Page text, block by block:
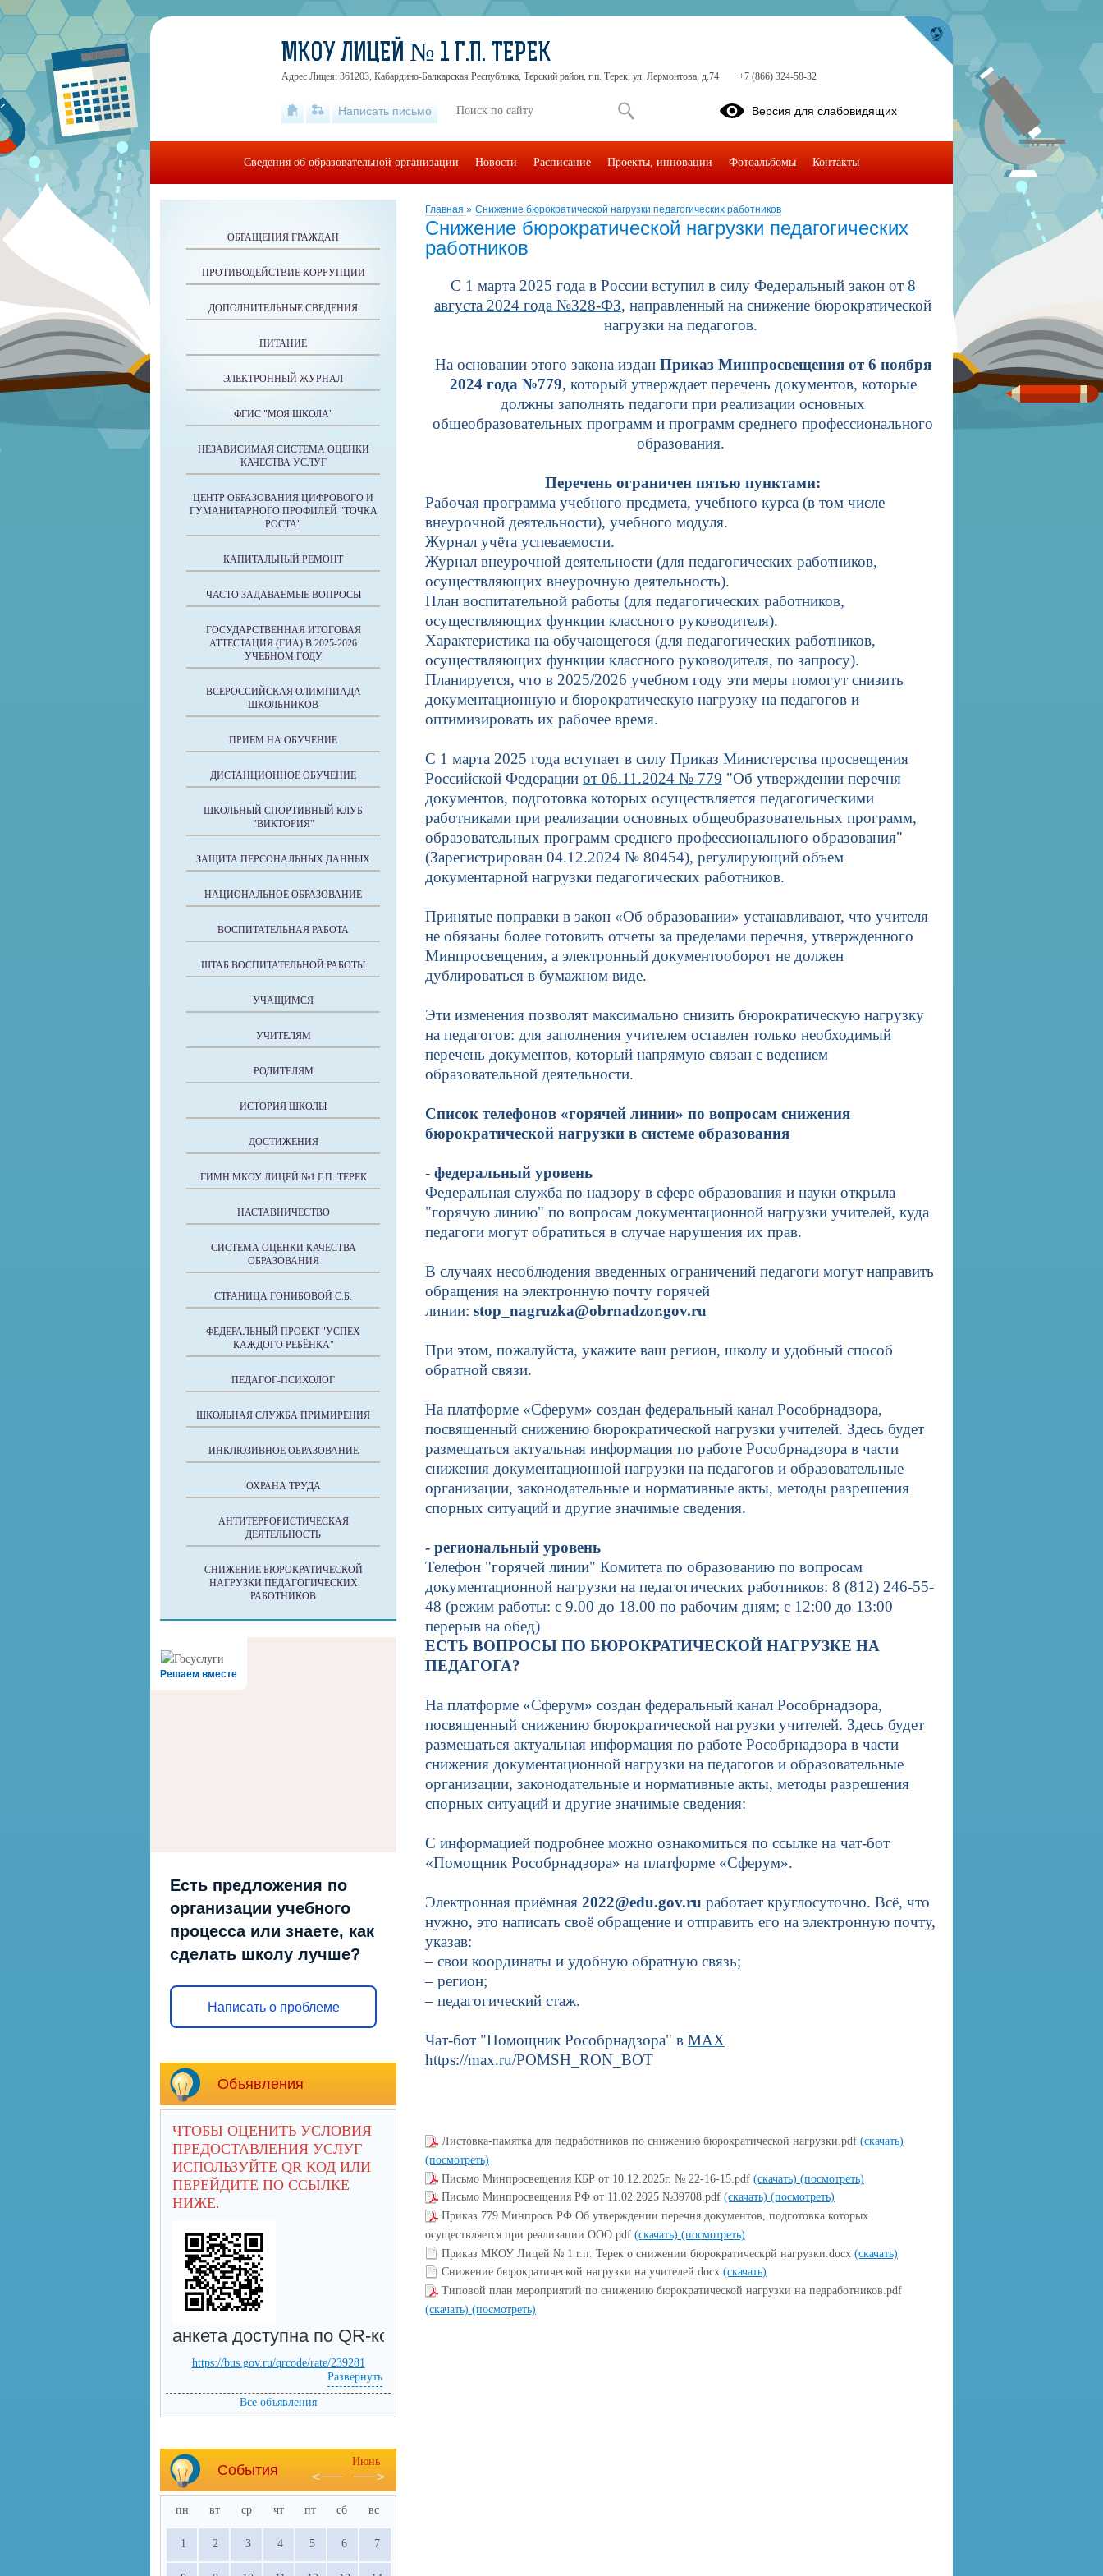
Главная » Снижение бюрократической нагрузки педагогических работников
Снижение бюрократической нагрузки педагогических
работников
С 1 марта 2025 года в России вступил в силу Федеральный закон от 8
августа 2024 года №328-ФЗ, направленный на снижение бюрократической
нагрузки на педагогов.
На основании этого закона издан Приказ Минпросвещения от 6 ноября
2024 года №779, который утверждает перечень документов, которые
должны заполнять педагоги при реализации основных
общеобразовательных программ и программ среднего профессионального
образования.
Перечень ограничен пятью пунктами:
Рабочая программа учебного предмета, учебного курса (в том числе
внеурочной деятельности), учебного модуля.
Журнал учёта успеваемости.
Журнал внеурочной деятельности (для педагогических работников,
осуществляющих внеурочную деятельность).
План воспитательной работы (для педагогических работников,
осуществляющих функции классного руководителя).
Характеристика на обучающегося (для педагогических работников,
осуществляющих функции классного руководителя, по запросу).
Планируется, что в 2025/2026 учебном году эти меры помогут снизить
документационную и бюрократическую нагрузку на педагогов и
оптимизировать их рабочее время.
С 1 марта 2025 года вступает в силу Приказ Министерства просвещения
Российской Федерации от 06.11.2024 № 779 "Об утверждении перечня
документов, подготовка которых осуществляется педагогическими
работниками при реализации основных общеобразовательных программ,
образовательных программ среднего профессионального образования"
(Зарегистрирован 04.12.2024 № 80454), регулирующий объем
документарной нагрузки педагогических работников.
Принятые поправки в закон «Об образовании» устанавливают, что учителя
не обязаны более готовить отчеты за пределами перечня, утвержденного
Минпросвещения, а электронный документооборот не должен
дублироваться в бумажном виде.
Эти изменения позволят максимально снизить бюрократическую нагрузку
на педагогов: для заполнения учителем оставлен только необходимый
перечень документов, который напрямую связан с ведением
образовательной деятельности.
Список телефонов «горячей линии» по вопросам снижения
бюрократической нагрузки в системе образования
- федеральный уровень
Федеральная служба по надзору в сфере образования и науки открыла
"горячую линию" по вопросам документационной нагрузки учителей, куда
педагоги могут обратиться в случае нарушения их прав.
В случаях несоблюдения введенных ограничений педагоги могут направить
обращения на электронную почту горячей
линии: stop_nagruzka@obrnadzor.gov.ru
При этом, пожалуйста, укажите ваш регион, школу и удобный способ
обратной связи.
На платформе «Сферум» создан федеральный канал Рособрнадзора,
посвященный снижению бюрократической нагрузки учителей. Здесь будет
размещаться актуальная информация по работе Рособрнадзора в части
снижения документационной нагрузки на педагогов и образовательные
организации, законодательные и нормативные акты, методы разрешения
спорных ситуаций и другие значимые сведения.
- региональный уровень
Телефон "горячей линии" Комитета по образованию по вопросам
документационной нагрузки на педагогических работников: 8 (812) 246-55-
48 (режим работы: с 9.00 до 18.00 по рабочим дням; с 12:00 до 13:00
перерыв на обед)
ЕСТЬ ВОПРОСЫ ПО БЮРОКРАТИЧЕСКОЙ НАГРУЗКЕ НА
ПЕДАГОГА?
На платформе «Сферум» создан федеральный канал Рособрнадзора,
посвященный снижению бюрократической нагрузки учителей. Здесь будет
размещаться актуальная информация по работе Рособрнадзора в части
снижения документационной нагрузки на педагогов и образовательные
организации, законодательные и нормативные акты, методы разрешения
спорных ситуаций и другие значимые сведения:
С информацией подробнее можно ознакомиться по ссылке на чат-бот
«Помощник Рособрнадзора» на платформе «Сферум».
Электронная приёмная 2022@edu.gov.ru работает круглосуточно. Всё, что
нужно, это написать своё обращение и отправить его на электронную почту,
указав:
– свои координаты и удобную обратную связь;
– регион;
– педагогический стаж.
Чат-бот "Помощник Рособрнадзора" в МАХ
https://max.ru/POMSH_RON_BOT
Листовка-памятка для педработников по снижению бюрократической нагрузки.pdf (скачать)
(посмотреть)
Письмо Минпросвещения КБР от 10.12.2025г. № 22-16-15.pdf (скачать) (посмотреть)
Письмо Минпросвещения РФ от 11.02.2025 №39708.pdf (скачать) (посмотреть)
Приказ 779 Минпросв РФ Об утверждении перечня документов, подготовка которых
осуществляется при реализации ООО.pdf (скачать) (посмотреть)
Приказ МКОУ Лицей № 1 г.п. Терек о снижении бюрократическрй нагрузки.docx (скачать)
Снижение бюрократической нагрузки на учителей.docx (скачать)
Типовой план мероприятий по снижению бюрократической нагрузки на педработников.pdf
(скачать) (посмотреть)
ОБРАЩЕНИЯ ГРАЖДАН
ПРОТИВОДЕЙСТВИЕ КОРРУПЦИИ
ДОПОЛНИТЕЛЬНЫЕ СВЕДЕНИЯ
ПИТАНИЕ
ЭЛЕКТРОННЫЙ ЖУРНАЛ
ФГИС "МОЯ ШКОЛА"
НЕЗАВИСИМАЯ СИСТЕМА ОЦЕНКИ
КАЧЕСТВА УСЛУГ
ЦЕНТР ОБРАЗОВАНИЯ ЦИФРОВОГО И
ГУМАНИТАРНОГО ПРОФИЛЕЙ "ТОЧКА
РОСТА"
КАПИТАЛЬНЫЙ РЕМОНТ
ЧАСТО ЗАДАВАЕМЫЕ ВОПРОСЫ
ГОСУДАРСТВЕННАЯ ИТОГОВАЯ
АТТЕСТАЦИЯ (ГИА) В 2025-2026
УЧЕБНОМ ГОДУ
ВСЕРОССИЙСКАЯ ОЛИМПИАДА
ШКОЛЬНИКОВ
ПРИЕМ НА ОБУЧЕНИЕ
ДИСТАНЦИОННОЕ ОБУЧЕНИЕ
ШКОЛЬНЫЙ СПОРТИВНЫЙ КЛУБ
"ВИКТОРИЯ"
ЗАЩИТА ПЕРСОНАЛЬНЫХ ДАННЫХ
НАЦИОНАЛЬНОЕ ОБРАЗОВАНИЕ
ВОСПИТАТЕЛЬНАЯ РАБОТА
ШТАБ ВОСПИТАТЕЛЬНОЙ РАБОТЫ
УЧАЩИМСЯ
УЧИТЕЛЯМ
РОДИТЕЛЯМ
ИСТОРИЯ ШКОЛЫ
ДОСТИЖЕНИЯ
ГИМН МКОУ ЛИЦЕЙ №1 Г.П. ТЕРЕК
НАСТАВНИЧЕСТВО
СИСТЕМА ОЦЕНКИ КАЧЕСТВА
ОБРАЗОВАНИЯ
СТРАНИЦА ГОНИБОВОЙ С.Б.
ФЕДЕРАЛЬНЫЙ ПРОЕКТ "УСПЕХ
КАЖДОГО РЕБЁНКА"
ПЕДАГОГ-ПСИХОЛОГ
ШКОЛЬНАЯ СЛУЖБА ПРИМИРЕНИЯ
ИНКЛЮЗИВНОЕ ОБРАЗОВАНИЕ
ОХРАНА ТРУДА
АНТИТЕРРОРИСТИЧЕСКАЯ
ДЕЯТЕЛЬНОСТЬ
СНИЖЕНИЕ БЮРОКРАТИЧЕСКОЙ
НАГРУЗКИ ПЕДАГОГИЧЕСКИХ
РАБОТНИКОВ
Решаем вместе
Есть предложения по
организации учебного
процесса или знаете, как
сделать школу лучше?
Написать о проблеме
Объявления
ЧТОБЫ ОЦЕНИТЬ УСЛОВИЯ
ПРЕДОСТАВЛЕНИЯ УСЛУГ
ИСПОЛЬЗУЙТЕ QR КОД ИЛИ
ПЕРЕЙДИТЕ ПО ССЫЛКЕ
НИЖЕ.
анкета доступна по QR-коду, а так же по прямой ссылке:
https://bus.gov.ru/qrcode/rate/239281
Развернуть
Все объявления
События
Июнь
пн вт ср чт пт сб вс
1 2 3 4 5 6 7
МКОУ ЛИЦЕЙ № 1 Г.П. ТЕРЕК
Адрес Лицея: 361203, Кабардино-Балкарская Республика, Терский район, г.п. Терек, ул. Лермонтова, д.74 +7 (866) 324-58-32
Написать письмо Версия для слабовидящих
Сведения об образовательной организации Новости Расписание Проекты, инновации Фотоальбомы Контакты